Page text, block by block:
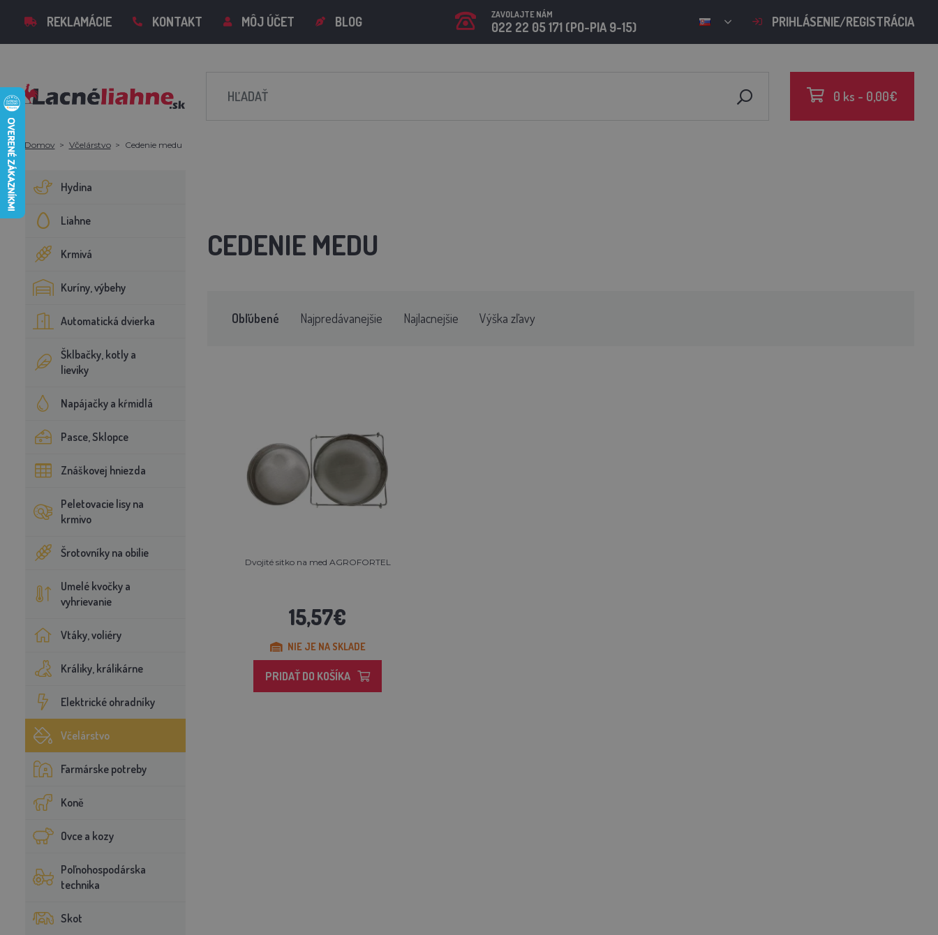
REKLAMÁCIE KONTAKT MÔJ ÚČET BLOG ZAVOLAJTE NÁM
022 22 05 171 (PO-PIA 9-15) PRIHLÁSENIE/REGISTRÁCIA
0 ks - 0,00€
Domov Včelárstvo Cedenie medu
Hydina
Liahne
Krmivá
Kuríny, výbehy
Automatická dvierka
Šklbačky, kotly a
lieviky
Napájačky a kŕmidlá
Pasce, Sklopce
Znáškovej hniezda
Peletovacie lisy na
krmivo
Šrotovníky na obilie
Umelé kvočky a
vyhrievanie
Vtáky, voliéry
Králiky, králikárne
Elektrické ohradníky
Včelárstvo
Farmárske potreby
Koně
Ovce a kozy
Poľnohospodárska
technika
Skot
CEDENIE MEDU
Obľúbené Najpredávanejšie Najlacnejšie Výška zľavy
Dvojité sitko na med AGROFORTEL
15,57€
NIE JE NA SKLADE
PRIDAŤ DO KOŠÍKA